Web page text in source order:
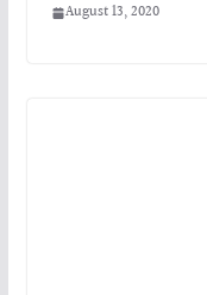
August 13, 2020